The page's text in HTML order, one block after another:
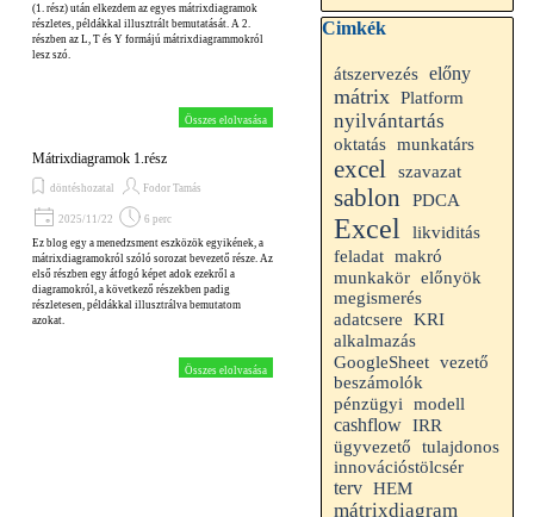
(1. rész) után elkezdem az egyes mátrixdiagramok
részletes, példákkal illusztrált bemutatását. A 2.
részben az L, T és Y formájú mátrixdiagrammokról
lesz szó.
Összes elolvasása
Mátrixdiagramok 1.rész
döntéshozatal Fodor Tamás
2025/11/22
6 perc
Ez blog egy a menedzsment eszközök egyikének, a
mátrixdiagramokról szóló sorozat bevezető része. Az
első részben egy átfogó képet adok ezekről a
diagramokról, a következő részekben padig
részletesen, példákkal illusztrálva bemutatom
azokat.
Összes elolvasása
Kihagy blokk Cimkék
Cimkék
átszervezés előny
mátrix Platform
nyilvántartás
oktatás munkatárs
excel szavazat
sablon PDCA
Excel likviditás
feladat makró
munkakör előnyök
megismerés
adatcsere
KRI
alkalmazás
GoogleSheet vezető
beszámolók
pénzügyi
modell
cashflow IRR
ügyvezető
tulajdonos
innovációstölcsér
terv HEM
mátrixdiagram